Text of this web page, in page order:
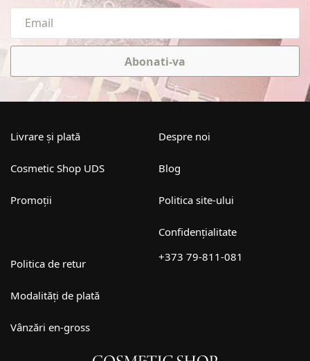
Abonati-va
Livrare și plată
Cosmetic Shop UDS
Promoții
Despre noi
Blog
Politica site-ului
Confidențialitate
Politica de retur
Modalități de plată
Vânzări en-gross
+373 79-811-081